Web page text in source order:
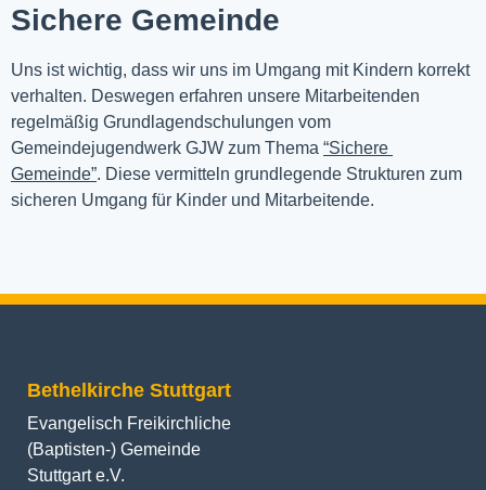
Sichere Gemeinde
Uns ist wichtig, dass wir uns im Umgang mit Kindern korrekt
verhalten. Deswegen erfahren unsere Mitarbeitenden
regelmäßig Grundlagendschulungen vom
Gemeindejugendwerk GJW zum Thema “Sichere
Gemeinde”. Diese vermitteln grundlegende Strukturen zum
sicheren Umgang für Kinder und Mitarbeitende.
Bethelkirche Stuttgart
Evangelisch Freikirchliche
(Baptisten-) Gemeinde
Stuttgart e.V.